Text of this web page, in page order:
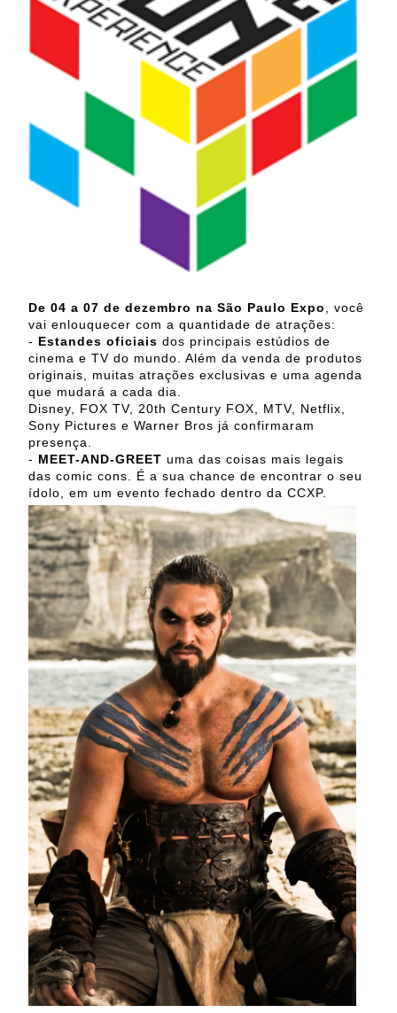
De 04 a 07 de dezembro na São Paulo Expo, você
vai enlouquecer com a quantidade de atrações:
- Estandes oficiais dos principais estúdios de
cinema e TV do mundo. Além da venda de produtos
originais, muitas atrações exclusivas e uma agenda
que mudará a cada dia.
Disney, FOX TV, 20th Century FOX, MTV, Netflix,
Sony Pictures e Warner Bros já confirmaram
presença.
- MEET-AND-GREET uma das coisas mais legais
das comic cons. É a sua chance de encontrar o seu
ídolo, em um evento fechado dentro da CCXP.